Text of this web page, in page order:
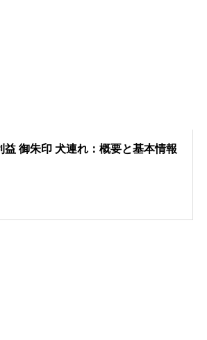
益 御朱印 犬連れ：概要と基本情報